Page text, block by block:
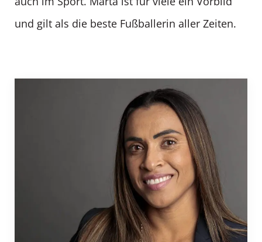
und gilt als die beste Fußballerin aller Zeiten.